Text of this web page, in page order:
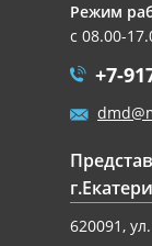
Режим
с 08.00-
+7-
620091,